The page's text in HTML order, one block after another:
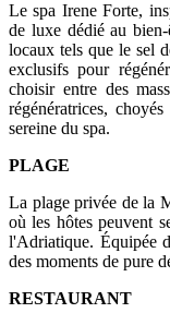
Le spa Irene Forte,
de luxe dédié au
locaux tels que le sel
exclusifs pour
choisir entre des
régénératrices,
sereine du spa.
PLAGE
La plage privée de la
où les hôtes peuvent
l'Adriatique. Équipée
des moments de pure
RESTAURANT